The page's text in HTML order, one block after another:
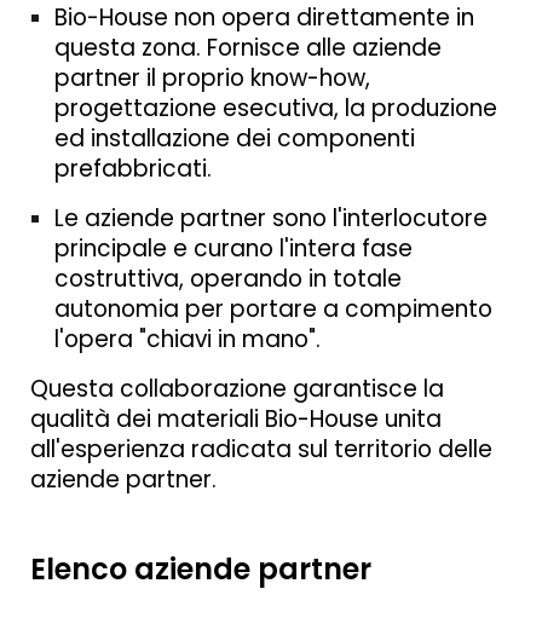
Bio-House non opera direttamente in
questa zona. Fornisce alle aziende
partner il proprio know-how,
progettazione esecutiva, la produzione
ed installazione dei componenti
prefabbricati.
Le aziende partner sono l'interlocutore
principale e curano l'intera fase
costruttiva, operando in totale
autonomia per portare a compimento
l'opera "chiavi in mano".
Questa collaborazione garantisce la
qualità dei materiali Bio-House unita
all'esperienza radicata sul territorio delle
aziende partner.
Elenco aziende partner